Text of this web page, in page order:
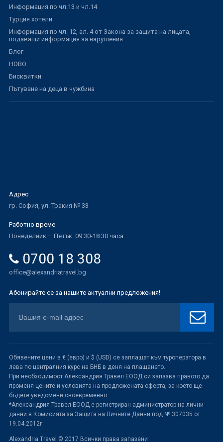
Информация по чл.13 и чл.14
Турция хотели
Информация по чл. 12, ал. 4 от Закона за защита на лицата,
подаващи информация за нарушения
Блог
НОВО
Бисквитки
Пътуване на деца в чужбина
Адрес
гр. София, ул. Тракия № 33
Работно време
Понеделник – Петък: 09.30-18.30 часа
0700 18 308
office@alexandriatravel.bg
Абонирайте се за нашите актуални предложения!
Обявените цени в € (евро) и $ (USD) се заплащат към туроператора в
лева по централния курс на БНБ в деня на плащането.
При необходимост Александрия Травел ЕООД си запазва правото да
променя цените и условията на предложената оферта, за което ще
бъдете уведомени своевременно.
*Александрия Травел ЕООД е регистриран администратор на лични
данни в Комисията за Защита на Личните Данни под № 307035 от
19.04.2012г.
Alexandria Travel © 2017 Всички права запазени